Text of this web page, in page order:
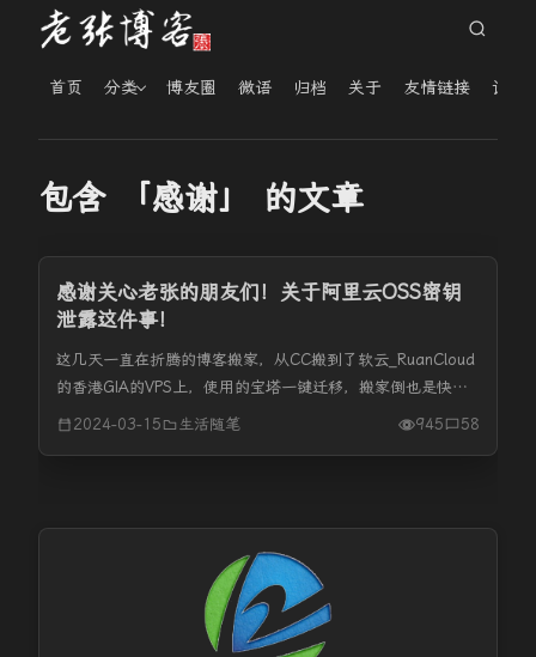
首页 分类 博友圈 微语 归档 关于 友情链接 读者
包含 「感谢」 的文章
感谢关心老张的朋友们！关于阿里云OSS密钥
泄露这件事！
这几天一直在折腾的博客搬家，从CC搬到了软云_RuanCloud
的香港GIA的VPS上，使用的宝塔一键迁移，搬家倒也是快的
很。最后一步是网站文件、数据库的备份，我是三种备份方
2024-03-15 生活随笔 945 58